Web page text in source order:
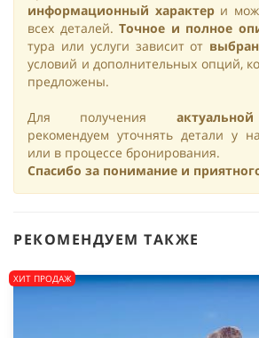
информационный характери
всех деталей. Точное и полное
тура или услуги зависит от
условий и дополнительных опций,
предложены.
Для получения
рекомендуем уточнять детали у
или в процессе бронирования.
Спасибо за понимание и
РЕКОМЕНДУЕМ ТАКЖЕ
ХИТ ПРОДАЖ